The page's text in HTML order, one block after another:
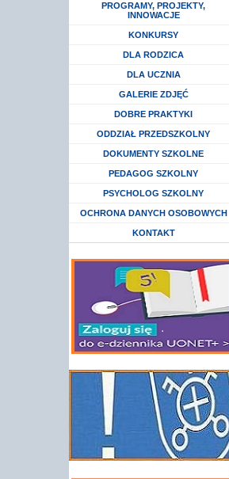
Rozwiń menu
PROGRAMY, PROJEKTY,
INNOWACJE
Rozwiń menu
KONKURSY
Rozwiń menu
DLA RODZICA
Rozwiń menu
DLA UCZNIA
GALERIE ZDJĘĆ
DOBRE PRAKTYKI
Rozwiń menu
ODDZIAŁ PRZEDSZKOLNY
DOKUMENTY SZKOLNE
Rozwiń menu
PEDAGOG SZKOLNY
Rozwiń menu
PSYCHOLOG SZKOLNY
Rozwiń menu
OCHRONA DANYCH OSOBOWYCH
KONTAKT